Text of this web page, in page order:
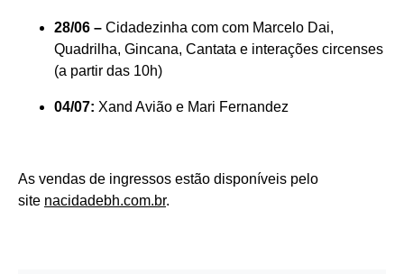
28/06 – Cidadezinha com com Marcelo Dai,
Quadrilha, Gincana, Cantata e interações circenses
(a partir das 10h)
04/07: Xand Avião e Mari Fernandez
As vendas de ingressos estão disponíveis pelo
site nacidadebh.com.br.